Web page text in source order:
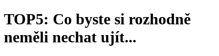
TOP5: Co byste si rozhodně
neměli nechat ujít...